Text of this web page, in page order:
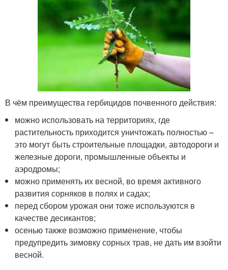
В чём преимущества гербицидов почвенного действия:
можно использовать на территориях, где
растительность приходится уничтожать полностью –
это могут быть строительные площадки, автодороги и
железные дороги, промышленные объекты и
аэродромы;
можно применять их весной, во время активного
развития сорняков в полях и садах;
перед сбором урожая они тоже используются в
качестве десикантов;
осенью также возможно применение, чтобы
предупредить зимовку сорных трав, не дать им взойти
весной.